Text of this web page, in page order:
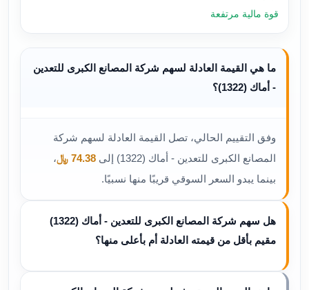
قوة مالية مرتفعة
ما هي القيمة العادلة لسهم شركة المصانع الكبرى للتعدين
- أماك (1322)؟
وفق التقييم الحالي، تصل القيمة العادلة لسهم شركة
المصانع الكبرى للتعدين - أماك (1322) إلى
74.38 ﷼
،
بينما يبدو السعر السوقي قريبًا منها نسبيًا.
هل سهم شركة المصانع الكبرى للتعدين - أماك (1322)
مقيم بأقل من قيمته العادلة أم بأعلى منها؟